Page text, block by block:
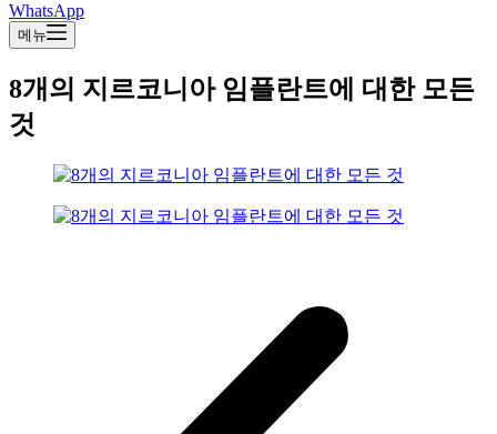
WhatsApp
메뉴
8개의 지르코니아 임플란트에 대한 모든
것